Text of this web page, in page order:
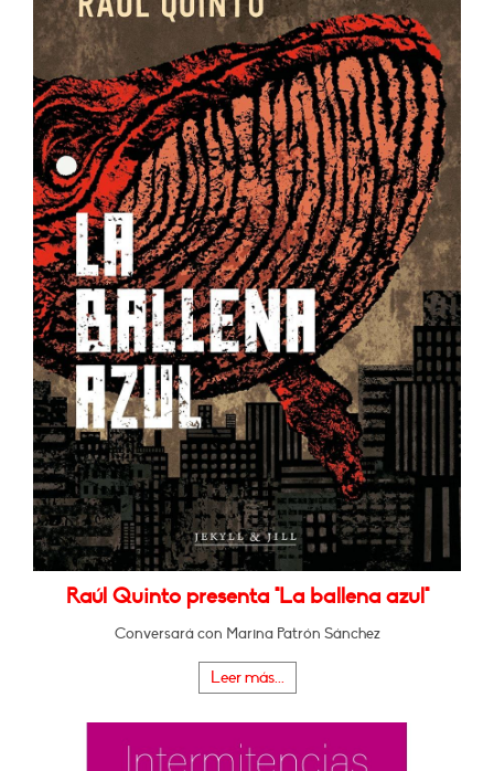
Raúl Quinto presenta "La ballena azul"
Conversará con Marina Patrón Sánchez
Leer más...